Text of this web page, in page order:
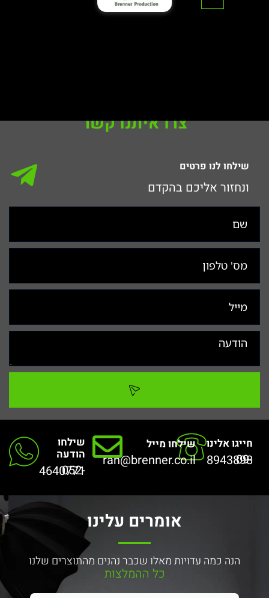
צרו איתנו קשר
שילחו לנו פרטים
ונחזור אליכם בהקדם
חייגו אלינו
09-8943898
שילחו מייל
ran@brenner.co.il
שילחו
הודעה
052-4640771
אומרים עלינו
הנה כמה עדויות מאלו שכבר נהנים מהתוצרים שלנו
כל ההמלצות